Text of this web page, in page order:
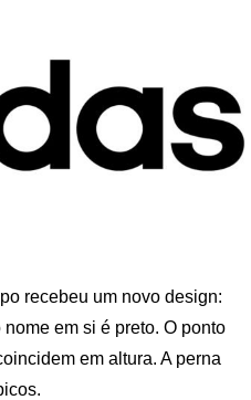
recebeu um novo design:
em si é preto. O ponto
em altura. A perna